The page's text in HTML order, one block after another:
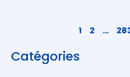
Navigation1 2 …
Blog
sidebar
Catégories